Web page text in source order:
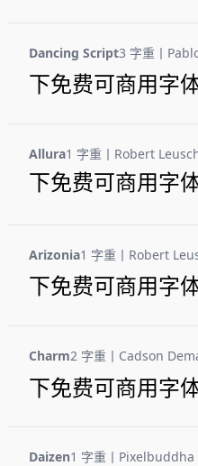
Dancing Script3 字重 丨
下免费可商用字
Allura1 字重 丨 Robert
下免费可商用字
Arizonia1 字重 丨 Robert
下免费可商用字
Charm2 字重 丨 Cadson
下免费可商用字
Daizen1 字重 丨 Pixelbuddha